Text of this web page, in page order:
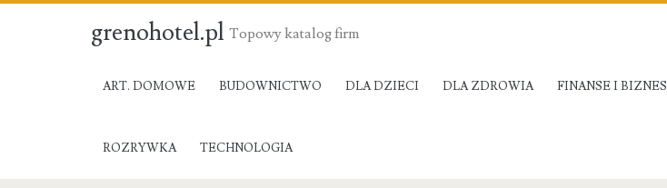
grenohotel.pl Topowy katalog firm
ART. DOMOWE BUDOWNICTWO DLA DZIECI DLA ZDROWIA FINANSE I BIZNES
ROZRYWKA TECHNOLOGIA